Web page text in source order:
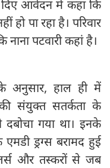
दिए आवेदन में कहा कि
हो पा रहा है। परिवार
पटवारी कहां है।
अनुसार, हाल ही में
संयुक्त सतर्कता के
गया था। इनके
ड्रग्स बरामद हुई
और तस्करों से जब